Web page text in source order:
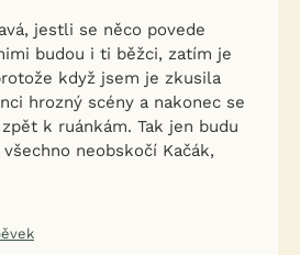
jestli se něco povede
budou i ti běžci, zatím je
když jsem je zkusila
hrozný scény a nakonec se
k ruánkám. Tak jen budu
neobskočí Kačák,